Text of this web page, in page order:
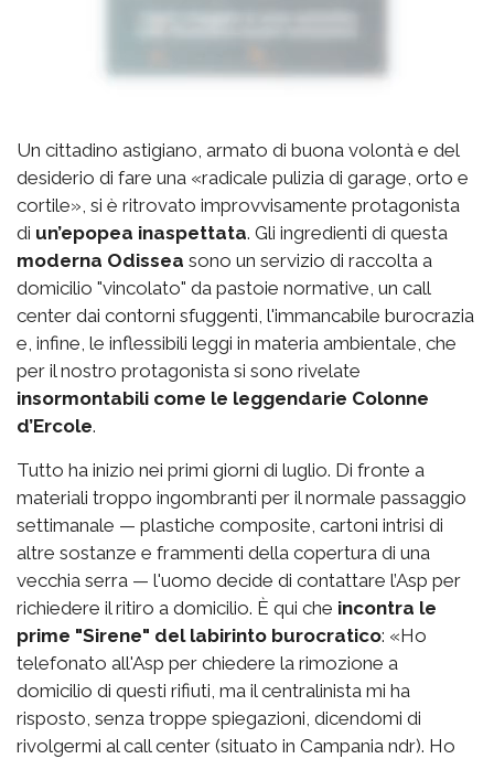
Un cittadino astigiano, armato di buona volontà e del
desiderio di fare una «radicale pulizia di garage, orto e
cortile», si è ritrovato improvvisamente protagonista
di un’epopea inaspettata. Gli ingredienti di questa
moderna Odissea sono un servizio di raccolta a
domicilio "vincolato" da pastoie normative, un call
center dai contorni sfuggenti, l'immancabile burocrazia
e, infine, le inflessibili leggi in materia ambientale, che
per il nostro protagonista si sono rivelate
insormontabili come le leggendarie Colonne
d’Ercole.
Tutto ha inizio nei primi giorni di luglio. Di fronte a
materiali troppo ingombranti per il normale passaggio
settimanale — plastiche composite, cartoni intrisi di
altre sostanze e frammenti della copertura di una
vecchia serra — l'uomo decide di contattare l’Asp per
richiedere il ritiro a domicilio. È qui che incontra le
prime "Sirene" del labirinto burocratico: «Ho
telefonato all'Asp per chiedere la rimozione a
domicilio di questi rifiuti, ma il centralinista mi ha
risposto, senza troppe spiegazioni, dicendomi di
rivolgermi al call center (situato in Campania ndr). Ho